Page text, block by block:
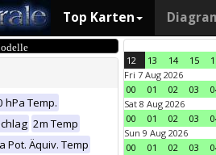
Top Karten
hPa Temp.
2m Temp
Pot. Äquiv. Temp
12 13 14 15
Fri 7 Aug 2026
00
01 02 03
Sat 8 Aug 2026
00
01 02 03
Sun 9 Aug 2026
00
01 02 03